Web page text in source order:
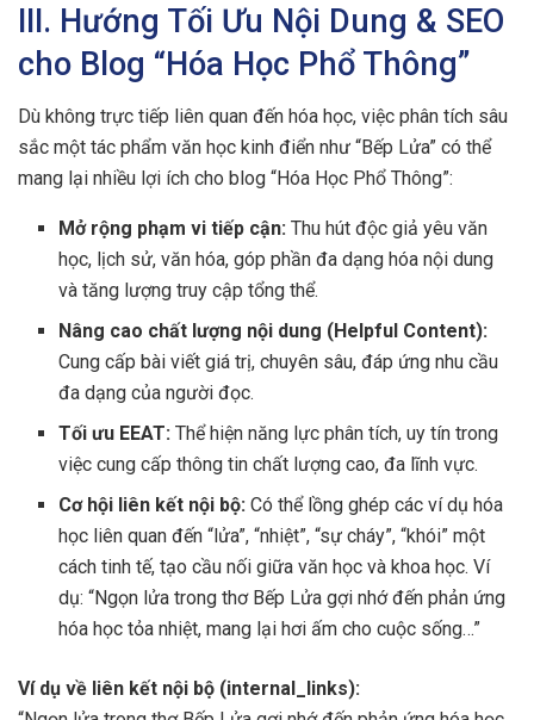
III. Hướng Tối Ưu Nội Dung & SEO
cho Blog “Hóa Học Phổ Thông”
Dù không trực tiếp liên quan đến hóa học, việc phân tích sâu
sắc một tác phẩm văn học kinh điển như “Bếp Lửa” có thể
mang lại nhiều lợi ích cho blog “Hóa Học Phổ Thông”:
Mở rộng phạm vi tiếp cận: Thu hút độc giả yêu văn
học, lịch sử, văn hóa, góp phần đa dạng hóa nội dung
và tăng lượng truy cập tổng thể.
Nâng cao chất lượng nội dung (Helpful Content):
Cung cấp bài viết giá trị, chuyên sâu, đáp ứng nhu cầu
đa dạng của người đọc.
Tối ưu EEAT: Thể hiện năng lực phân tích, uy tín trong
việc cung cấp thông tin chất lượng cao, đa lĩnh vực.
Cơ hội liên kết nội bộ: Có thể lồng ghép các ví dụ hóa
học liên quan đến “lửa”, “nhiệt”, “sự cháy”, “khói” một
cách tinh tế, tạo cầu nối giữa văn học và khoa học. Ví
dụ: “Ngọn lửa trong thơ Bếp Lửa gợi nhớ đến phản ứng
hóa học tỏa nhiệt, mang lại hơi ấm cho cuộc sống…”
Ví dụ về liên kết nội bộ (internal_links):